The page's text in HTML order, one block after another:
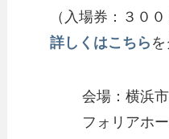
（入場券：３０
詳しくはこちら
会場：横浜
フォリアホ